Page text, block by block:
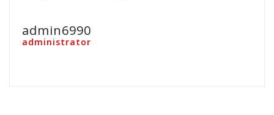
admin6990
administrator